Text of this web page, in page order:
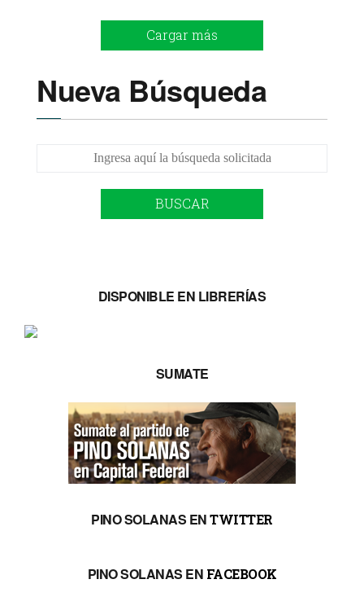
Cargar más
Nueva Búsqueda
BUSCAR
DISPONIBLE EN LIBRERÍAS
SUMATE
PINO SOLANAS ENTWITTER
PINO SOLANAS EN FACEBOOK